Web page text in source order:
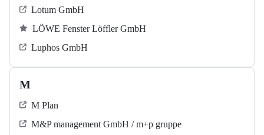
Lotum GmbH
LÖWE Fenster Löffler GmbH
Luphos GmbH
M
M Plan
M&P management GmbH / m+p gruppe